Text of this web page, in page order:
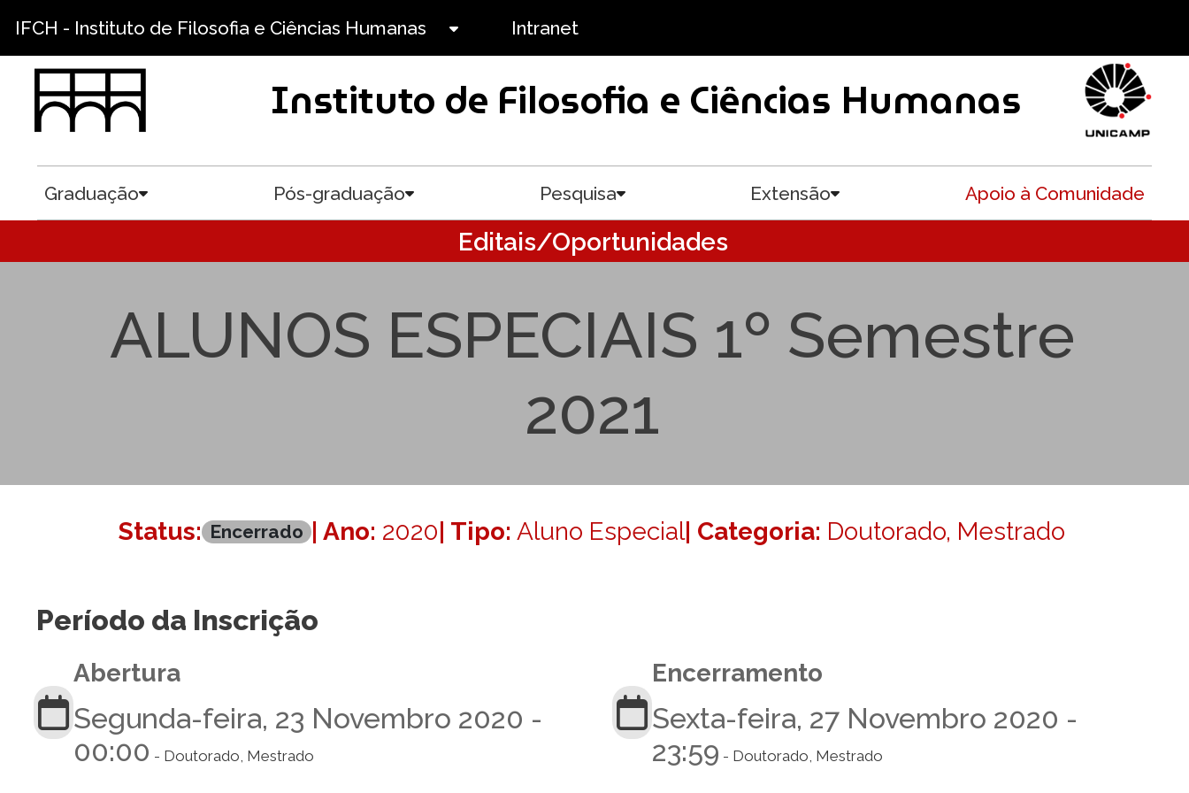
IFCH - Instituto de Filosofia e Ciências Humanas Intranet
Instituto de Filosofia e Ciências Humanas
Graduação Pós-graduação Pesquisa Extensão Apoio à Comunidade
Editais/Oportunidades
ALUNOS ESPECIAIS 1º Semestre
2021
Status: Encerrado | Ano: 2020| Tipo: Aluno Especial| Categoria: Doutorado, Mestrado
Período da Inscrição
Abertura
Segunda-feira, 23 Novembro 2020 -
00:00 - Doutorado, Mestrado
Encerramento
Sexta-feira, 27 Novembro 2020 -
23:59 - Doutorado, Mestrado